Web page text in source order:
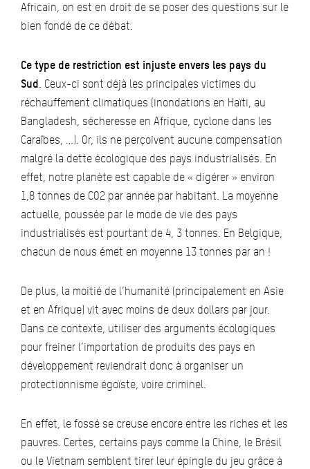
Africain, on est en droit de se poser des questions sur le
bien fondé de ce débat.
Ce type de restriction est injuste envers les pays du
Sud. Ceux-ci sont déjà les principales victimes du
réchauffement climatiques (inondations en Haïti, au
Bangladesh, sécheresse en Afrique, cyclone dans les
Caraîbes, …). Or, ils ne perçoivent aucune compensation
malgré la dette écologique des pays industrialisés. En
effet, notre planète est capable de « digérer » environ
1,8 tonnes de CO2 par année par habitant. La moyenne
actuelle, poussée par le mode de vie des pays
industrialisés est pourtant de 4, 3 tonnes. En Belgique,
chacun de nous émet en moyenne 13 tonnes par an !
De plus, la moitié de l’humanité (principalement en Asie
et en Afrique) vit avec moins de deux dollars par jour.
Dans ce contexte, utiliser des arguments écologiques
pour freiner l’importation de produits des pays en
développement reviendrait donc à organiser un
protectionnisme égoïste, voire criminel.
En effet, le fossé se creuse encore entre les riches et les
pauvres. Certes, certains pays comme la Chine, le Brésil
ou le Vietnam semblent tirer leur épingle du jeu grâce à